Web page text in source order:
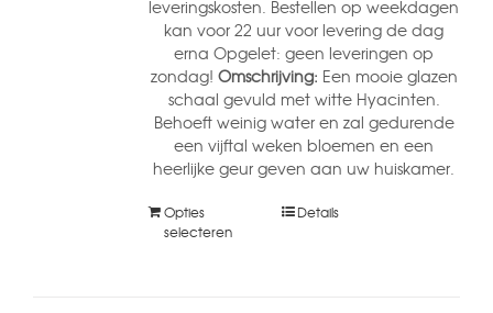
leveringskosten. Bestellen op weekdagen
kan voor 22 uur voor levering de dag
erna Opgelet: geen leveringen op
zondag! Omschrijving: Een mooie glazen
schaal gevuld met witte Hyacinten.
Behoeft weinig water en zal gedurende
een vijftal weken bloemen en een
heerlijke geur geven aan uw huiskamer.
Opties
selecteren
Details